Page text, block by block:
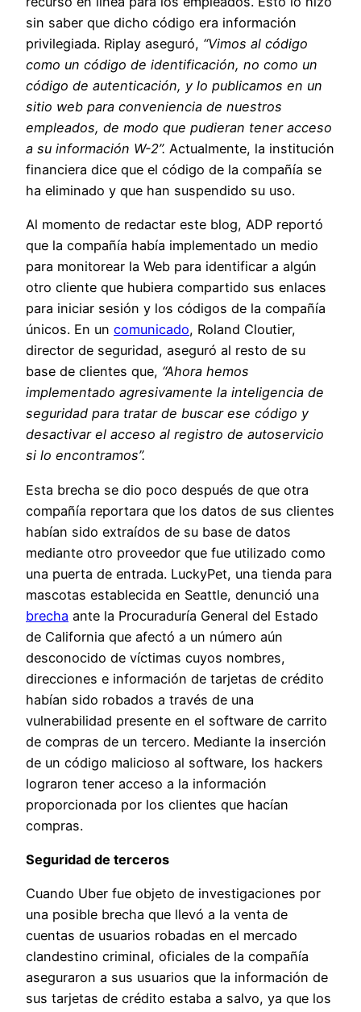
sin saber que dicho código era información
privilegiada. Riplay aseguró, “Vimos al código
como un código de identificación, no como un
código de autenticación, y lo publicamos en un
sitio web para conveniencia de nuestros
empleados, de modo que pudieran tener acceso
a su información W-2”. Actualmente, la institución
financiera dice que el código de la compañía se
ha eliminado y que han suspendido su uso.
Al momento de redactar este blog, ADP reportó
que la compañía había implementado un medio
para monitorear la Web para identificar a algún
otro cliente que hubiera compartido sus enlaces
para iniciar sesión y los códigos de la compañía
únicos. En un comunicado, Roland Cloutier,
director de seguridad, aseguró al resto de su
base de clientes que, “Ahora hemos
implementado agresivamente la inteligencia de
seguridad para tratar de buscar ese código y
desactivar el acceso al registro de autoservicio
si lo encontramos”.
Esta brecha se dio poco después de que otra
compañía reportara que los datos de sus clientes
habían sido extraídos de su base de datos
mediante otro proveedor que fue utilizado como
una puerta de entrada. LuckyPet, una tienda para
mascotas establecida en Seattle, denunció una
brecha ante la Procuraduría General del Estado
de California que afectó a un número aún
desconocido de víctimas cuyos nombres,
direcciones e información de tarjetas de crédito
habían sido robados a través de una
vulnerabilidad presente en el software de carrito
de compras de un tercero. Mediante la inserción
de un código malicioso al software, los hackers
lograron tener acceso a la información
proporcionada por los clientes que hacían
compras.
Seguridad de terceros
Cuando Uber fue objeto de investigaciones por
una posible brecha que llevó a la venta de
cuentas de usuarios robadas en el mercado
clandestino criminal, oficiales de la compañía
aseguraron a sus usuarios que la información de
sus tarjetas de crédito estaba a salvo, ya que los